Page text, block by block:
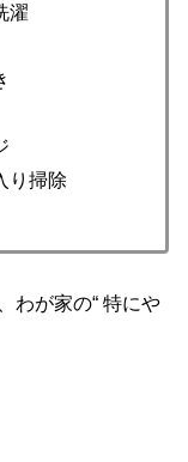
濯
り掃除
わが家の“ 特にや